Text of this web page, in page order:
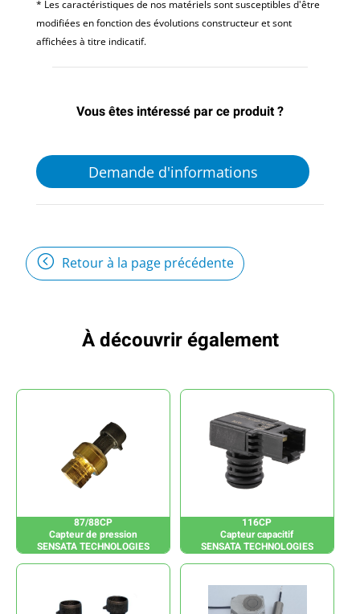
* Les caractéristiques de nos matériels sont susceptibles d'être
modifiées en fonction des évolutions constructeur et sont
affichées à titre indicatif.
Vous êtes intéressé par ce produit ?
Demande d'informations
Retour à la page précédente
À découvrir également
87/88CP
Capteur de pression
SENSATA TECHNOLOGIES
116CP
Capteur capacitif
SENSATA TECHNOLOGIES